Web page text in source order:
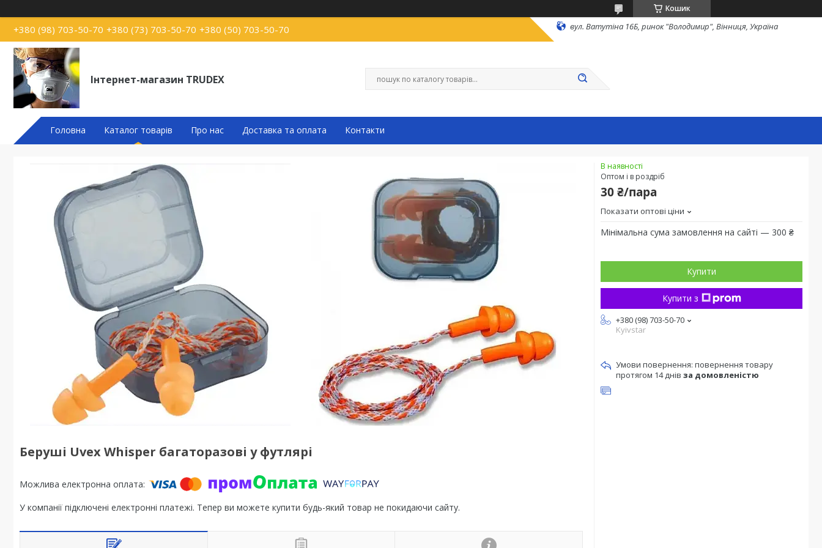
Кошик
+380 (98) 703-50-70 +380 (73) 703-50-70 +380 (50) 703-50-70 вул. Ватутіна 16Б, ринок "Володимир", Вінниця, Україна
Інтернет-магазин TRUDEX
Головна Каталог товарів Про нас Доставка та оплата Контакти
Беруші Uvex Whisper багаторазові у футлярі
У компанії підключені електронні платежі. Тепер ви можете купити будь-який товар не покидаючи сайту.
В наявності
Оптом і в роздріб
30 ₴/пара
Показати оптові ціни
Мінімальна сума замовлення на сайті — 300 ₴
Купити
Купити з
+380 (98) 703-50-70
Kyivstar
повернення товару
протягом 14 днів за домовленістю